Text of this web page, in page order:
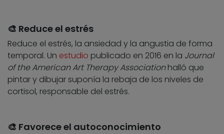
🎨 Reduce el estrés
Reduce el estrés, la ansiedad y la angustia de forma
temporal. Un estudio publicado en 2016 en la Journal
of the American Art Therapy Associationhalló que
pintar y dibujar suponía la rebaja de los niveles de
cortisol, responsable del estrés.
🎨 Favorece el autoconocimiento